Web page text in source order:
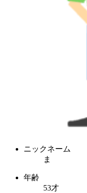
ニックネーム
ま
年齢
53才